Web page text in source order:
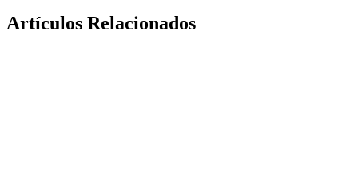
Artículos Relacionados